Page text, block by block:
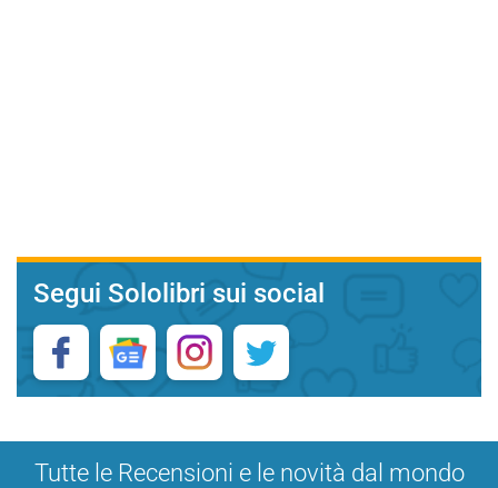
Segui Sololibri sui social
Tutte le Recensioni e le novità dal mondo